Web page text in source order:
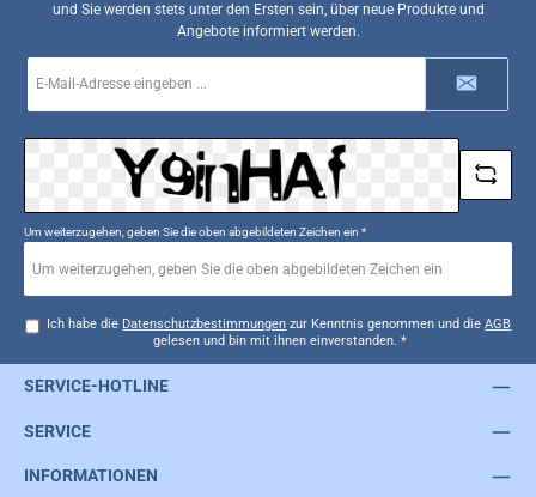
und Sie werden stets unter den Ersten sein, über neue Produkte und
Angebote informiert werden.
Mail-
*
Um weiterzugehen, geben Sie die oben abgebildeten Zeichen ein *
Ich habe die Datenschutzbestimmungen zur Kenntnis genommen und dieAGB
gelesen und bin mit ihnen einverstanden. *
SERVICE-HOTLINE
SERVICE
INFORMATIONEN